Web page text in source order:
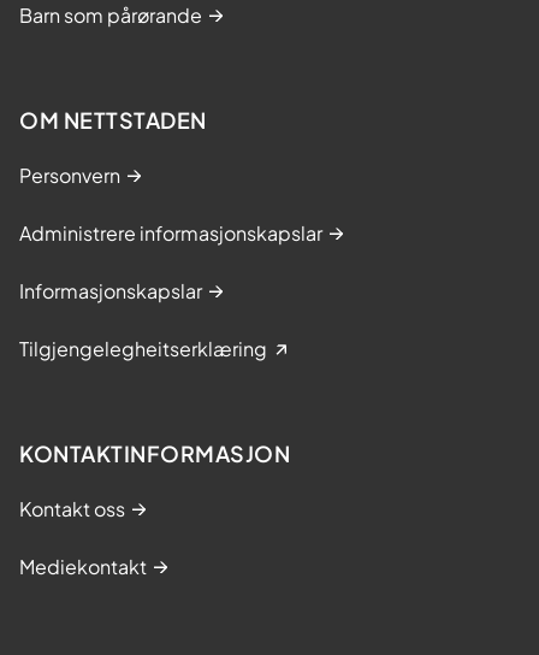
Barn som pårørande
OM NETTSTADEN
Personvern
Administrere informasjonskapslar
Informasjonskapslar
Tilgjengelegheitserklæring
KONTAKTINFORMASJON
Kontakt oss
Mediekontakt